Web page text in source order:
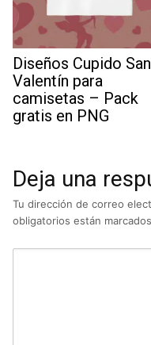
Diseños Cupido San
Valentín para
camisetas – Pack
gratis en PNG
Deja una
Tu dirección de correo
obligatorios están